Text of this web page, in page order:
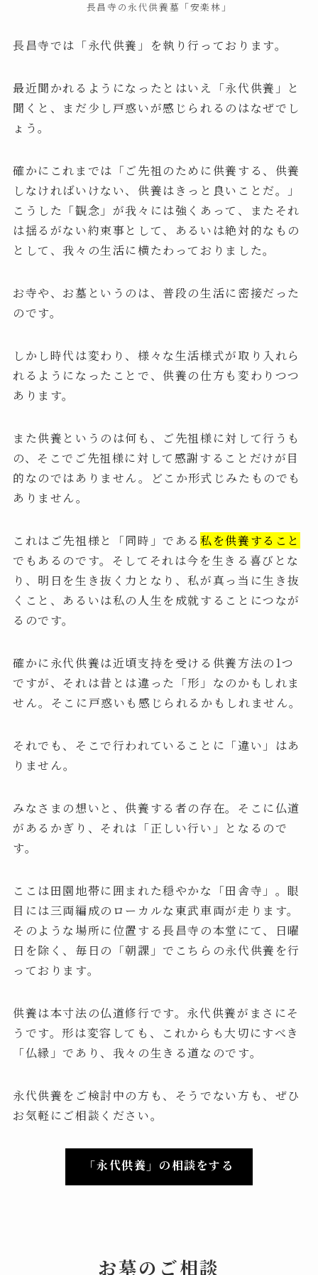
長昌寺の永代供養墓「安楽林」
長昌寺では「永代供養」を執り行っております。
最近聞かれるようになったとはいえ「永代供養」と
聞くと、まだ少し戸惑いが感じられるのはなぜでし
ょう。
確かにこれまでは「ご先祖のために供養する、供養
しなければいけない、供養はきっと良いことだ。」
こうした「観念」が我々には強くあって、またそれ
は揺るがない約束事として、あるいは絶対的なもの
として、我々の生活に横たわっておりました。
お寺や、お墓というのは、普段の生活に密接だった
のです。
しかし時代は変わり、様々な生活様式が取り入れら
れるようになったことで、供養の仕方も変わりつつ
あります。
また供養というのは何も、ご先祖様に対して行うも
の、そこでご先祖様に対して感謝することだけが目
的なのではありません。どこか形式じみたものでも
ありません。
これはご先祖様と「同時」である私を供養すること
でもあるのです。そしてそれは今を生きる喜びとな
り、明日を生き抜く力となり、私が真っ当に生き抜
くこと、あるいは私の人生を成就することにつなが
るのです。
確かに永代供養は近頃支持を受ける供養方法の1つ
ですが、それは昔とは違った「形」なのかもしれま
せん。そこに戸惑いも感じられるかもしれません。
それでも、そこで行われていることに「違い」はあ
りません。
みなさまの想いと、供養する者の存在。そこに仏道
があるかぎり、それは「正しい行い」となるので
す。
ここは田園地帯に囲まれた穏やかな「田舎寺」。眼
目には三両編成のローカルな東武車両が走ります。
そのような場所に位置する長昌寺の本堂にて、日曜
日を除く、毎日の「朝課」でこちらの永代供養を行
っております。
供養は本寸法の仏道修行です。永代供養がまさにそ
うです。形は変容しても、これからも大切にすべき
「仏縁」であり、我々の生きる道なのです。
永代供養をご検討中の方も、そうでない方も、ぜひ
お気軽にご相談ください。
「永代供養」の相談をする
お墓のご相談